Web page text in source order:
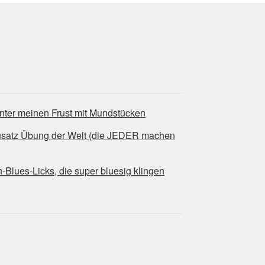
meinen Frust mit Mundstücken
Übung der Welt (die JEDER machen
Blues-Licks, die super bluesig klingen